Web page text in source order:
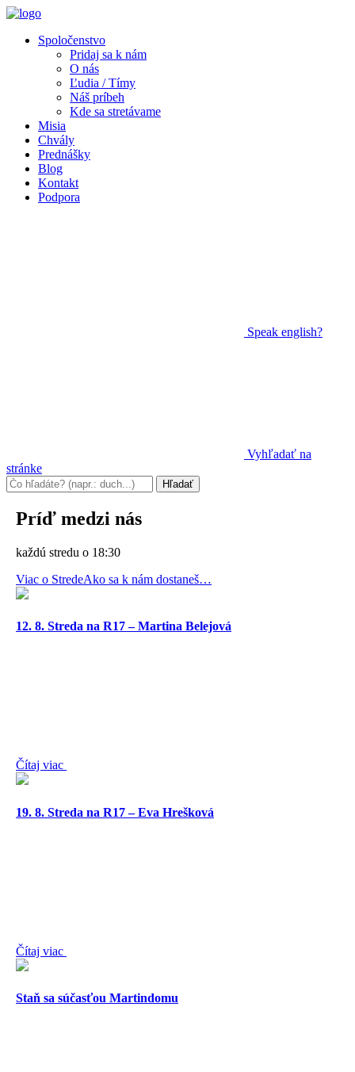
Spoločenstvo
Pridaj sa k nám
O nás
Ľudia / Tímy
Náš príbeh
Kde sa stretávame
Misia
Chvály
Prednášky
Blog
Kontakt
Podpora
Speak english?
Vyhľadať na
stránke
Príď medzi nás
každú stredu o 18:30
Viac o StredeAko sa k nám dostaneš…
12. 8. Streda na R17 – Martina Belejová
Čítaj viac
19. 8. Streda na R17 – Eva Hrešková
Čítaj viac
Staň sa súčasťou Martindomu